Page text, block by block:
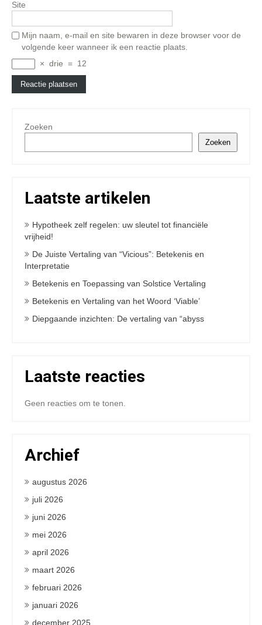
Site
Mijn naam, e-mail en site bewaren in deze browser voor de
volgende keer wanneer ik een reactie plaats.
× drie = 12
Zoeken
Zoeken
Laatste artikelen
Hypotheek zelf regelen: uw sleutel tot financiële
vrijheid!
De Juiste Vertaling van “Vicious”: Betekenis en
Interpretatie
Betekenis en Toepassing van Solstice Vertaling
Betekenis en Vertaling van het Woord ‘Viable’
Diepgaande inzichten: De vertaling van “abyss
Laatste reacties
Geen reacties om te tonen.
Archief
augustus 2026
juli 2026
juni 2026
mei 2026
april 2026
maart 2026
februari 2026
januari 2026
december 2025